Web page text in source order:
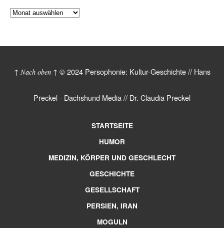
↑ Nach oben ↑ © 2024 Persophonie: Kultur-Geschichte // Hans
Preckel - Dachshund Media // Dr. Claudia Preckel
STARTSEITE
HUMOR
MEDIZIN, KÖRPER UND GESCHLECHT
GESCHICHTE
GESELLSCHAFT
PERSIEN, IRAN
MOGULN